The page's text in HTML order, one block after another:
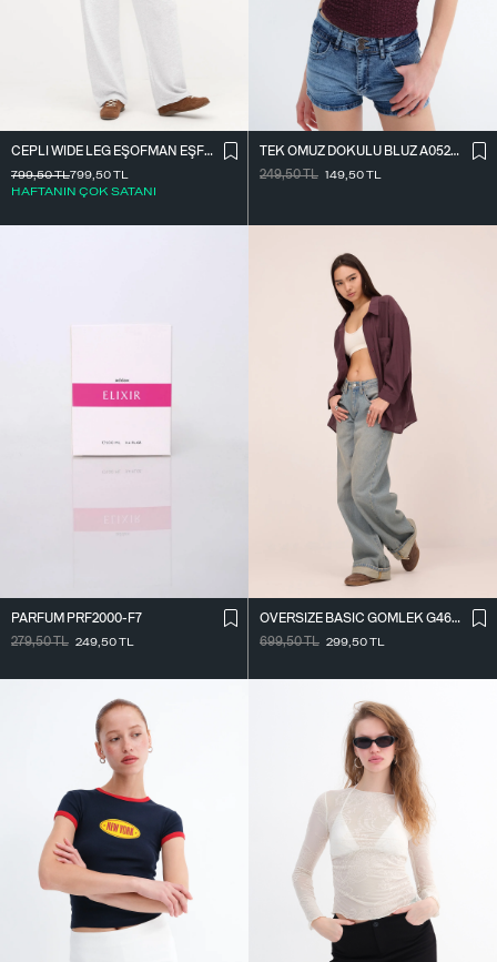
CEPLI WIDE LEG EŞOFMAN EŞF10487
799,50TL
HAFTANIN ÇOK SATANI
799,50TL
TEK OMUZ DOKULU BLUZ A0522-E2
249,50TL 149,50TL
PARFÜM PRF2000-F7
279,50TL 249,50TL
OVERSIZE BASIC GÖMLEK G4612-Z2
699,50TL 299,50TL